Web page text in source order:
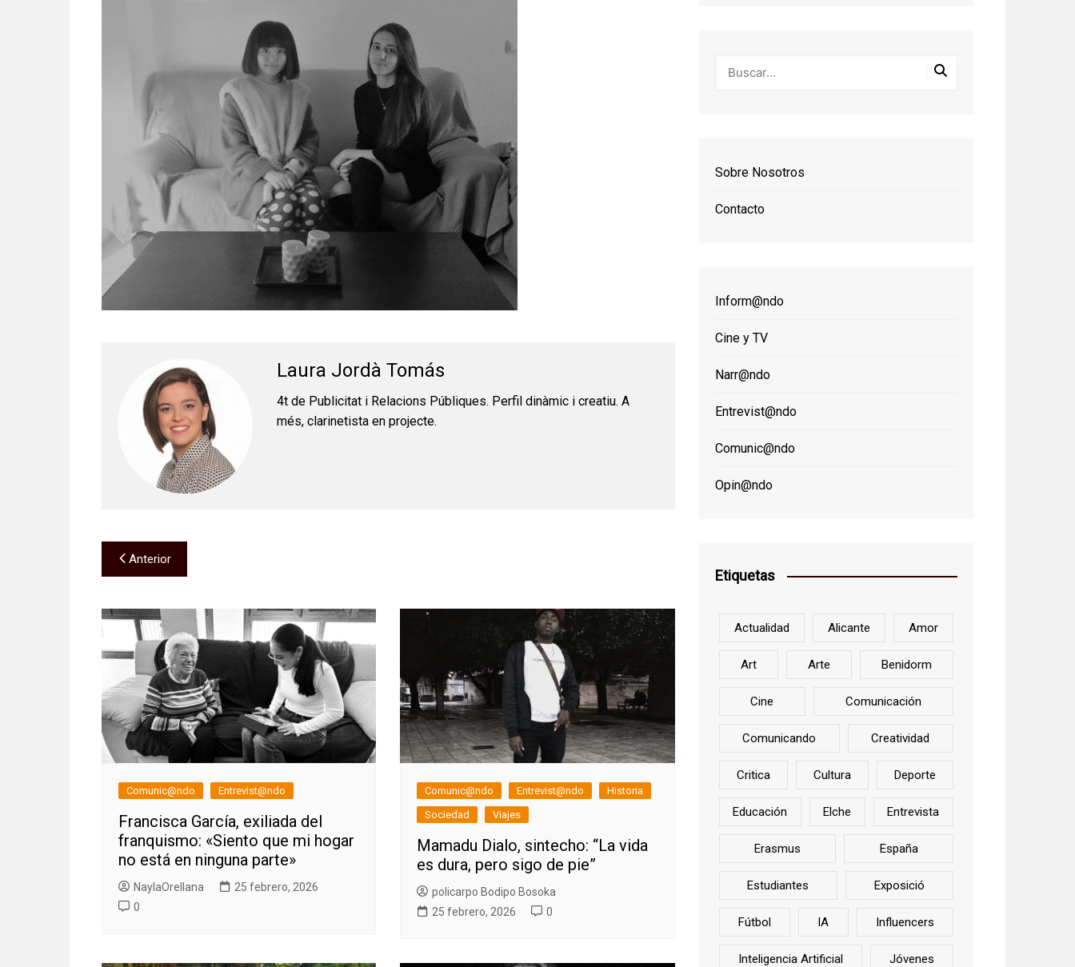
Laura Jordà Tomás
4t de Publicitat i Relacions Públiques. Perfil dinàmic i creatiu. A
més, clarinetista en projecte.
Navegación
de
entradas
Anterior
Comunic@ndo Entrevist@ndo
Francisca García, exiliada del
franquismo: «Siento que mi hogar
no está en ninguna parte»
NaylaOrellana
25 febrero, 2026
0
Comunic@ndo Entrevist@ndo
Historia
Sociedad
Viajes
Mamadu Dialo, sintecho: “La vida
es dura, pero sigo de pie”
policarpo Bodipo Bosoka
25 febrero, 2026
0
Sobre Nosotros
Contacto
Inform@ndo
Cine y TV
Narr@ndo
Entrevist@ndo
Comunic@ndo
Opin@ndo
Etiquetas
Actualidad Alicante Amor
Art Arte Benidorm
Cine Comunicación
Comunicando Creatividad
Critica Cultura Deporte
Educación Elche Entrevista
Erasmus España
Estudiantes Exposició
Fútbol IA Influencers
Inteligencia Artificial Jóvenes